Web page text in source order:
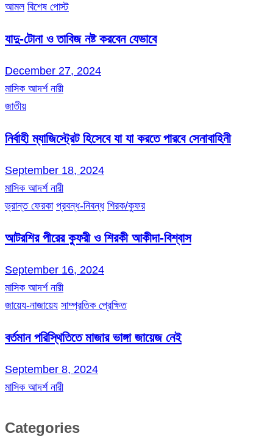
আমল বিশেষ পোস্ট
যাদু-টোনা ও তাবিজ নষ্ট করবেন যেভাবে
December 27, 2024
মাসিক আদর্শ নারী
জাতীয়
নির্বাহী ম্যাজিস্ট্রেট হিসেবে যা যা করতে পারবে সেনাবাহিনী
September 18, 2024
মাসিক আদর্শ নারী
ভ্রান্ত ফেরকা প্রবন্ধ-নিবন্ধ শিরক/কুফর
আটরশির পীরের কুফরী ও শিরকী আকীদা-বিশ্বাস
September 16, 2024
মাসিক আদর্শ নারী
জায়েয-নাজায়েয সাম্প্রতিক প্রেক্ষিত
বর্তমান পরিস্থিতিতে মাজার ভাঙ্গা জায়েজ নেই
September 8, 2024
মাসিক আদর্শ নারী
Categories